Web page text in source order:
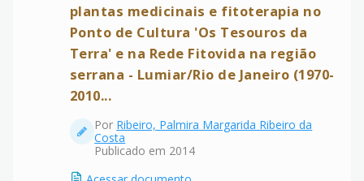
plantas medicinais e fitoterapia no
Ponto de Cultura 'Os Tesouros da
Terra' e na Rede Fitovida na região
serrana - Lumiar/Rio de Janeiro (1970-
2010...
Por Ribeiro, Palmira Margarida Ribeiro da
Costa
Publicado em 2014